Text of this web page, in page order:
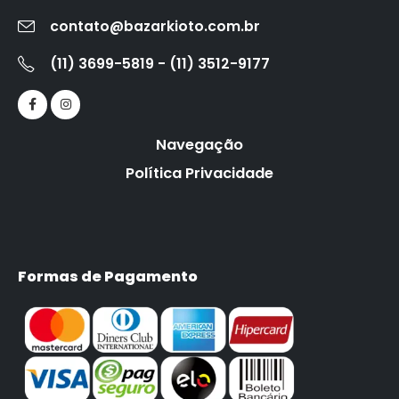
contato@bazarkioto.com.br
(11) 3699-5819 - (11) 3512-9177
Navegação
Política Privacidade
Formas de Pagamento